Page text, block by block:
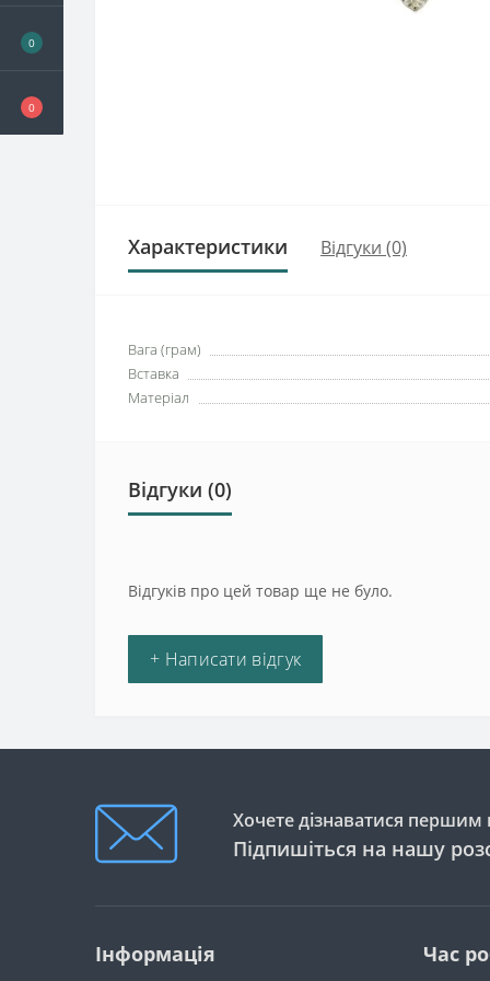
0
0
Характеристики Відгуки (0)
Вага (грам)
Вставка
Матеріал
Відгуки (0)
Відгуків про цей товар ще не було.
+ Написати відгук
Хочете дізнаватися першим
Підпишіться на нашу
Інформація Час